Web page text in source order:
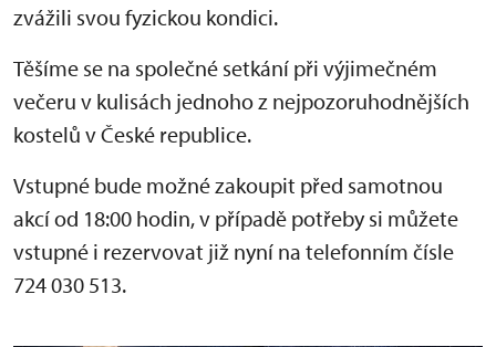
zvážili svou fyzickou kondici.
Těšíme se na společné setkání při výjimečném
večeru v kulisách jednoho z nejpozoruhodnějších
kostelů v České republice.
Vstupné bude možné zakoupit před samotnou
akcí od 18:00 hodin, v případě potřeby si můžete
vstupné i rezervovat již nyní na telefonním čísle
724 030 513.